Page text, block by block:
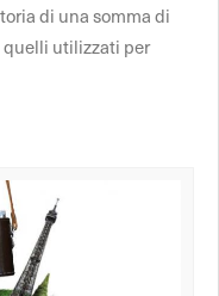
di una somma di
quelli utilizzati per